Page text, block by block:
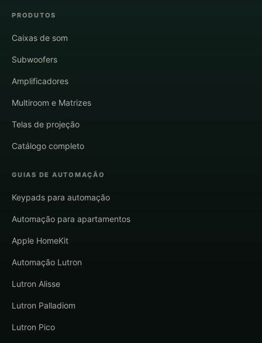
PRODUTOS
Caixas de som
Subwoofers
Amplificadores
Multiroom e Matrizes
Telas de projeção
Catálogo completo
GUIAS DE AUTOMAÇÃO
Keypads para automação
Automação para apartamentos
Apple HomeKit
Automação Lutron
Lutron Alisse
Lutron Palladiom
Lutron Pico